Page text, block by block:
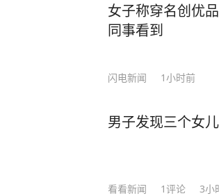
这句话时只当是戏
出的或许不是荒芜的滩涂，而
在小院，开始认真地
越来越感觉到，
寂下来，不再被饭
有了喧嚣，却多了“质
闹填补空虚，优秀
女子称穿名创优
同事看到
闪电新闻 1小时前
男子发现三个女
看看新闻 1评论 3小